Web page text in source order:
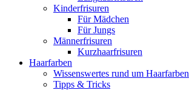
Kinderfrisuren
Für Mädchen
Für Jungs
Männerfrisuren
Kurzhaarfrisuren
Haarfarben
Wissenswertes rund um Haarfarben
Tipps & Tricks